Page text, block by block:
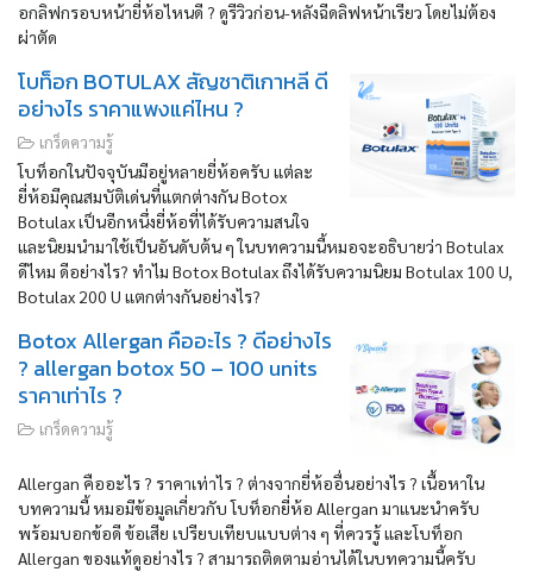
อกลิฟกรอบหน้ายี่ห้อไหนดี ? ดูรีวิวก่อน-หลังฉีดลิฟหน้าเรียว โดยไม่ต้อง
ผ่าตัด
โบท็อก BOTULAX สัญชาติเกาหลี ดี
อย่างไร ราคาแพงแค่ไหน ?
เกร็ดความรู้
โบท็อกในปัจจุบันมีอยู่หลายยี่ห้อครับ แต่ละ
ยี่ห้อมีคุณสมบัติเด่นที่แตกต่างกัน Botox
Botulax เป็นอีกหนึ่งยี่ห้อที่ได้รับความสนใจ
และนิยมนำมาใช้เป็นอันดับต้น ๆ ในบทความนี้หมอจะอธิบายว่า Botulax
ดีไหม ดีอย่างไร? ทำไม Botox Botulax ถึงได้รับความนิยม Botulax 100 U,
Botulax 200 U แตกต่างกันอย่างไร?
Botox Allergan คืออะไร ? ดีอย่างไร
? allergan botox 50 – 100 units
ราคาเท่าไร ?
เกร็ดความรู้
Allergan คืออะไร ? ราคาเท่าไร ? ต่างจากยี่ห้ออื่นอย่างไร ? เนื้อหาใน
บทความนี้ หมอมีข้อมูลเกี่ยวกับ โบท็อกยี่ห้อ Allergan มาแนะนำครับ
พร้อมบอกข้อดี ข้อเสีย เปรียบเทียบแบบต่าง ๆ ที่ควรรู้ และโบท็อก
Allergan ของแท้ดูอย่างไร ? สามารถติดตามอ่านได้ในบทความนี้ครับ